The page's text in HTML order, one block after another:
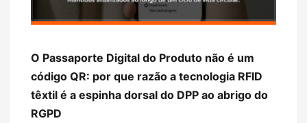
O Passaporte Digital do Produto não é um
código QR: por que razão a tecnologia RFID
têxtil é a espinha dorsal do DPP ao abrigo do
RGPD